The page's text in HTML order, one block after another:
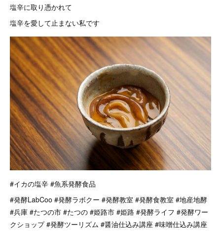
塩辛に取り憑かれて
塩辛を愛して止まない私です
#イカの塩辛 #魚系発酵食品
#発酵LabCoo #発酵ラボクー #発酵教室 #発酵食教室 #地産地酵
#兵庫 #たつの市 #たつの #姫路市 #姫路 #発酵ライフ #発酵ワー
クショップ #発酵ツーリズム #醤油仕込み講座 #味噌仕込み講座